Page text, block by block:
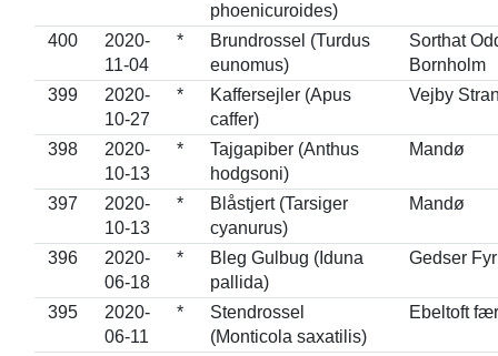
phoenicuroides)
400
2020-
11-04
*
Brundrossel (Turdus
eunomus)
Sorthat
Bornholm
399
2020-
10-27
*
Kaffersejler (Apus
caffer)
Vejby
398
2020-
10-13
*
Tajgapiber (Anthus
hodgsoni)
Mandø
397
2020-
10-13
*
Blåstjert (Tarsiger
cyanurus)
Mandø
396
2020-
06-18
*
Bleg Gulbug (Iduna
pallida)
Gedser
395
2020-
06-11
*
Stendrossel
(Monticola saxatilis)
Ebeltoft